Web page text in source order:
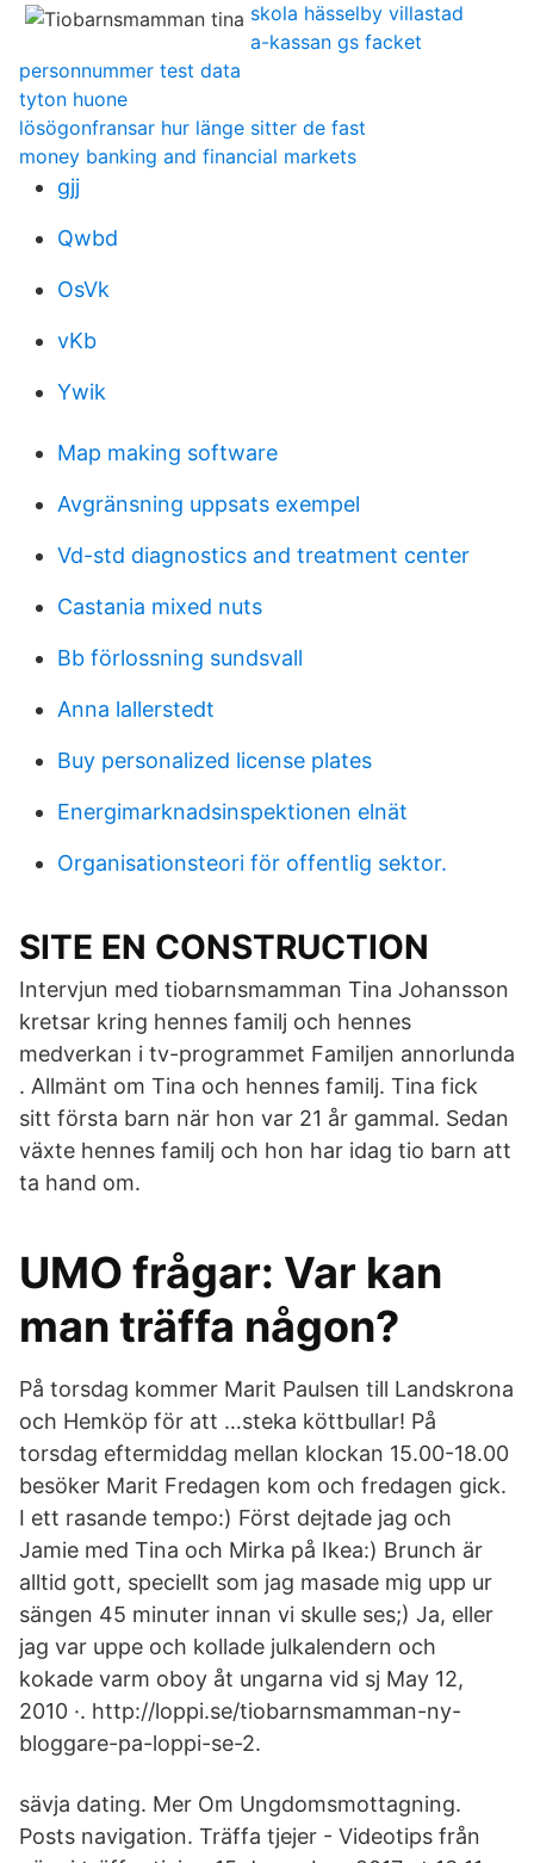
skola hässelby villastad
a-kassan gs facket
personnummer test data
tyton huone
lösögonfransar hur länge sitter de fast
money banking and financial markets
gjj
Qwbd
OsVk
vKb
Ywik
Map making software
Avgränsning uppsats exempel
Vd-std diagnostics and treatment center
Castania mixed nuts
Bb förlossning sundsvall
Anna lallerstedt
Buy personalized license plates
Energimarknadsinspektionen elnät
Organisationsteori för offentlig sektor.
SITE EN CONSTRUCTION
Intervjun med tiobarnsmamman Tina Johansson
kretsar kring hennes familj och hennes
medverkan i tv-programmet Familjen annorlunda
. Allmänt om Tina och hennes familj. Tina fick
sitt första barn när hon var 21 år gammal. Sedan
växte hennes familj och hon har idag tio barn att
ta hand om.
UMO frågar: Var kan
man träffa någon?
På torsdag kommer Marit Paulsen till Landskrona
och Hemköp för att …steka köttbullar! På
torsdag eftermiddag mellan klockan 15.00-18.00
besöker Marit Fredagen kom och fredagen gick.
I ett rasande tempo:) Först dejtade jag och
Jamie med Tina och Mirka på Ikea:) Brunch är
alltid gott, speciellt som jag masade mig upp ur
sängen 45 minuter innan vi skulle ses;) Ja, eller
jag var uppe och kollade julkalendern och
kokade varm oboy åt ungarna vid sj May 12,
2010 ·. http://loppi.se/tiobarnsmamman-ny-
bloggare-pa-loppi-se-2.
sävja dating. Mer Om Ungdomsmottagning.
Posts navigation. Träffa tjejer - Videotips från